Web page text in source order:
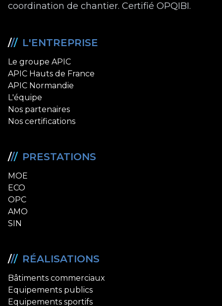
coordination de chantier. Certifié OPQIBI.
/// L'ENTREPRISE
Le groupe APIC
APIC Hauts de France
APIC Normandie
L'équipe
Nos partenaires
Nos certifications
/// PRESTATIONS
MOE
ECO
OPC
AMO
SIN
/// RÉALISATIONS
Bâtiments commerciaux
Equipements publics
Equipements sportifs